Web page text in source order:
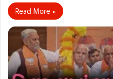
Read More »